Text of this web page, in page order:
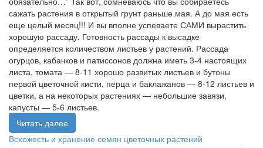
сажать растения в открытый грунт раньше мая. А до мая есть
еще целый месяц!!! И вы вполне успеваете САМИ вырастить
хорошую рассаду. Готовность рассады к высадке
определяется количеством листьев у растений. Рассада
огурцов, кабачков и патиссонов должна иметь 3-4 настоящих
листа, томата — 8-11 хорошо развитых листьев и бутоны
первой цветочной кисти, перца и баклажанов — 8-12 листьев и
цветки, а на некоторых растениях — небольшие завязи,
капусты — 5-6 листьев.
Читать далее
Всхожесть и хранение семян цветочных растений